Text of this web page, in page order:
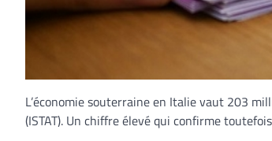
L’économie souterraine en Italie vaut 203
(ISTAT). Un chiffre élevé qui confirme